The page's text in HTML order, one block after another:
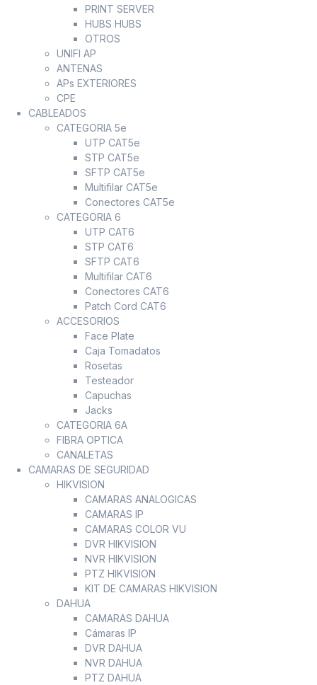
PRINT SERVER
HUBS HUBS
OTROS
UNIFI AP
ANTENAS
APs EXTERIORES
CPE
CABLEADOS
CATEGORIA 5e
UTP CAT5e
STP CAT5e
SFTP CAT5e
Multifilar CAT5e
Conectores CAT5e
CATEGORIA 6
UTP CAT6
STP CAT6
SFTP CAT6
Multifilar CAT6
Conectores CAT6
Patch Cord CAT6
ACCESORIOS
Face Plate
Caja Tomadatos
Rosetas
Testeador
Capuchas
Jacks
CATEGORIA 6A
FIBRA OPTICA
CANALETAS
CAMARAS DE SEGURIDAD
HIKVISION
CAMARAS ANALOGICAS
CAMARAS IP
CAMARAS COLOR VU
DVR HIKVISION
NVR HIKVISION
PTZ HIKVISION
KIT DE CAMARAS HIKVISION
DAHUA
CAMARAS DAHUA
Cámaras IP
DVR DAHUA
NVR DAHUA
PTZ DAHUA